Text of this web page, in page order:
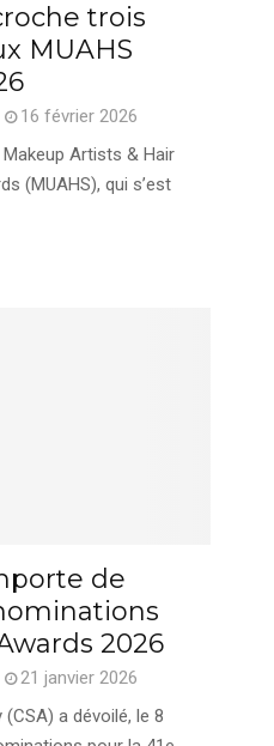
trois
MUAHS
16 février 2026
Artists & Hair
(MUAHS), qui s’est
de
2026
21 janvier 2026
a dévoilé, le 8